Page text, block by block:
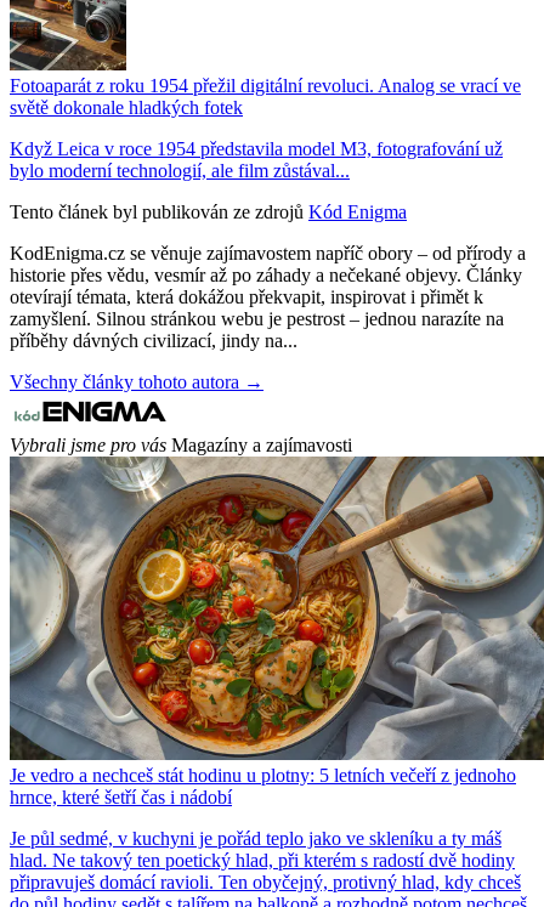
Fotoaparát z roku 1954 přežil digitální revoluci. Analog se vrací ve
světě dokonale hladkých fotek
Když Leica v roce 1954 představila model M3, fotografování už
bylo moderní technologií, ale film zůstával...
Tento článek byl publikován ze zdrojů Kód Enigma
KodEnigma.cz se věnuje zajímavostem napříč obory – od přírody a
historie přes vědu, vesmír až po záhady a nečekané objevy. Články
otevírají témata, která dokážou překvapit, inspirovat i přimět k
zamyšlení. Silnou stránkou webu je pestrost – jednou narazíte na
příběhy dávných civilizací, jindy na...
Všechny články tohoto autora →
Vybrali jsme pro vás Magazíny a zajímavosti
Je vedro a nechceš stát hodinu u plotny: 5 letních večeří z jednoho
hrnce, které šetří čas i nádobí
Je půl sedmé, v kuchyni je pořád teplo jako ve skleníku a ty máš
hlad. Ne takový ten poetický hlad, při kterém s radostí dvě hodiny
připravuješ domácí ravioli. Ten obyčejný, protivný hlad, kdy chceš